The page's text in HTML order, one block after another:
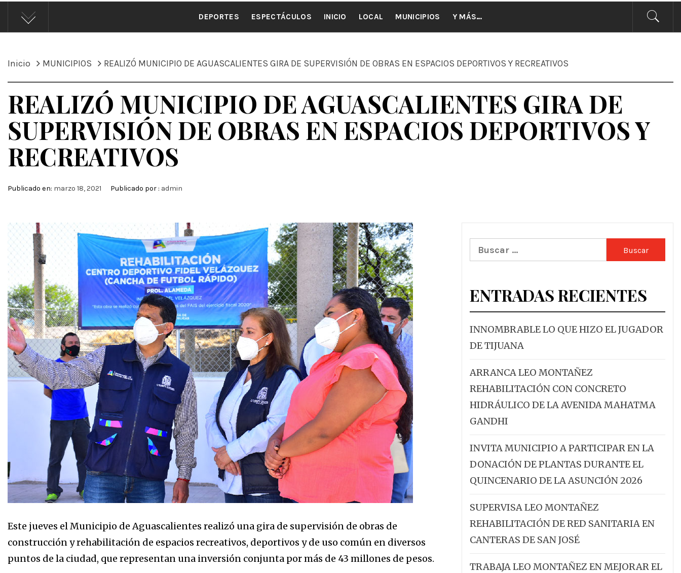
ÁNDALE NOTICIAS
DEPORTES ESPECTÁCULOS INICIO LOCAL MUNICIPIOS Y MÁS…
Inicio MUNICIPIOS REALIZÓ MUNICIPIO DE AGUASCALIENTES GIRA DE SUPERVISIÓN DE OBRAS EN ESPACIOS DEPORTIVOS Y RECREATIVOS
REALIZÓ MUNICIPIO DE AGUASCALIENTES GIRA DE
SUPERVISIÓN DE OBRAS EN ESPACIOS DEPORTIVOS Y
RECREATIVOS
Publicado en: marzo 18, 2021 Publicado por : admin
Este jueves el Municipio de Aguascalientes realizó una gira de supervisión de obras de
construcción y rehabilitación de espacios recreativos, deportivos y de uso común en diversos
puntos de la ciudad, que representan una inversión conjunta por más de 43 millones de pesos.
Buscar:
ENTRADAS RECIENTES
INNOMBRABLE LO QUE HIZO EL JUGADOR
DE TIJUANA
ARRANCA LEO MONTAÑEZ
REHABILITACIÓN CON CONCRETO
HIDRÁULICO DE LA AVENIDA MAHATMA
GANDHI
INVITA MUNICIPIO A PARTICIPAR EN LA
DONACIÓN DE PLANTAS DURANTE EL
QUINCENARIO DE LA ASUNCIÓN 2026
SUPERVISA LEO MONTAÑEZ
REHABILITACIÓN DE RED SANITARIA EN
CANTERAS DE SAN JOSÉ
TRABAJA LEO MONTAÑEZ EN MEJORAR EL